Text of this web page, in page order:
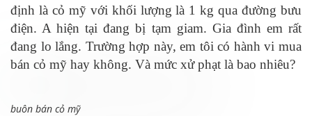
định là cỏ mỹ với khối lượng là 1 kg qua đường bưu
điện. A hiện tại đang bị tạm giam. Gia đình em rất
đang lo lắng. Trường hợp này, em tôi có hành vi mua
bán cỏ mỹ hay không. Và mức xử phạt là bao nhiêu?
buôn bán cỏ mỹ